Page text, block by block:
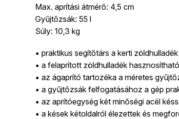
Max. aprítási átmérő: 4,5 cm
Gyűjtőzsák: 55 l
Súly: 10,3 kg
• praktikus segítőtárs a kerti
• a felaprított zöldhulladék
• az ágaprító tartozéka a méretes
• a gyűjtőzsák felfogatásához a gép
• az aprítóegység két minőségi acél
• a kések kétoldalról élezettek és